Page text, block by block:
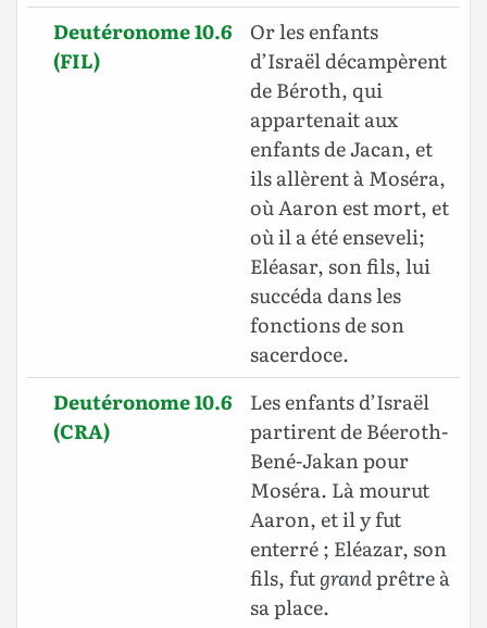
Deutéronome 10.6
(FIL)
Or les enfants
d’Israël décampèrent
de Béroth, qui
appartenait aux
enfants de Jacan, et
ils allèrent à Moséra,
où Aaron est mort, et
où il a été enseveli;
Eléasar, son fils, lui
succéda dans les
fonctions de son
sacerdoce.
Deutéronome 10.6
(CRA)
Les enfants d’Israël
partirent de Béeroth-
Bené-Jakan pour
Moséra. Là mourut
Aaron, et il y fut
enterré ; Eléazar, son
fils, futgrandprêtre à
sa place.